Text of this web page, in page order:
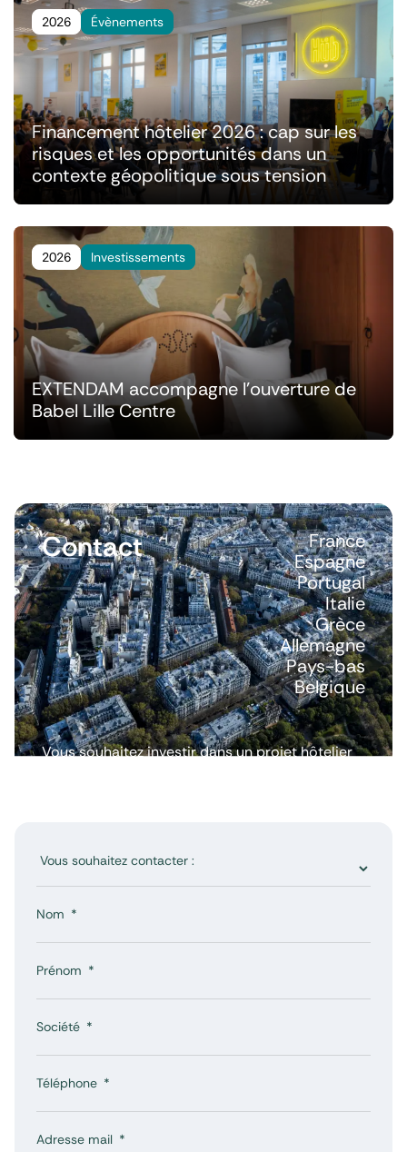
2026 Évènements
Financement hôtelier 2026 : cap sur les
risques et les opportunités dans un
contexte géopolitique sous tension
2026 Investissements
EXTENDAM accompagne l'ouverture de
Babel Lille Centre
Contact
France
Espagne
Portugal
Italie
Grèce
Allemagne
Pays-bas
Belgique
Vous souhaitez investir dans un projet hôtelier
Nom
Prénom
Société
Téléphone
Adresse mail